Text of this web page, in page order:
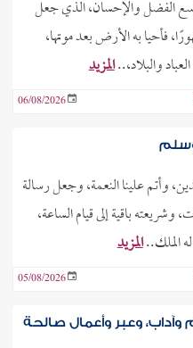
واسع الفضل والإحسان، الذي جعل
فأحيا به الأرض بعد موتها،
والبلاد،..المزيد
06/08/2026
وسلم
وأتم علينا النعمة، وجعل رسالة
باقية إلى قيام الساعة،
الملك..المزيد
05/08/2026
وآداب، وعبر وأعمال صالحة